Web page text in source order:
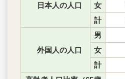
日本人の人口
女
計
外国人の人口
男
女
計